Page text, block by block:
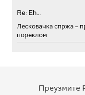
Re: Eh...
Лесковачка спржа –
пореклом
Преузмите